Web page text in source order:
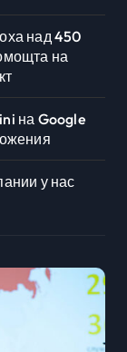
над 450
на
на Google
у нас